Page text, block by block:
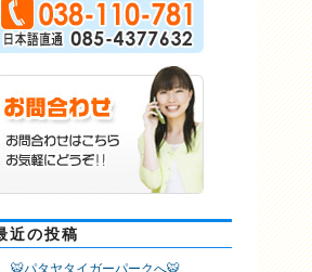
近の投稿
🐯パタヤタイガーパークへ🐯